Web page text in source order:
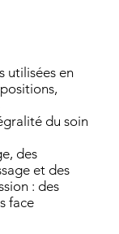
utilisées en
du soin
des
et des
: des
face